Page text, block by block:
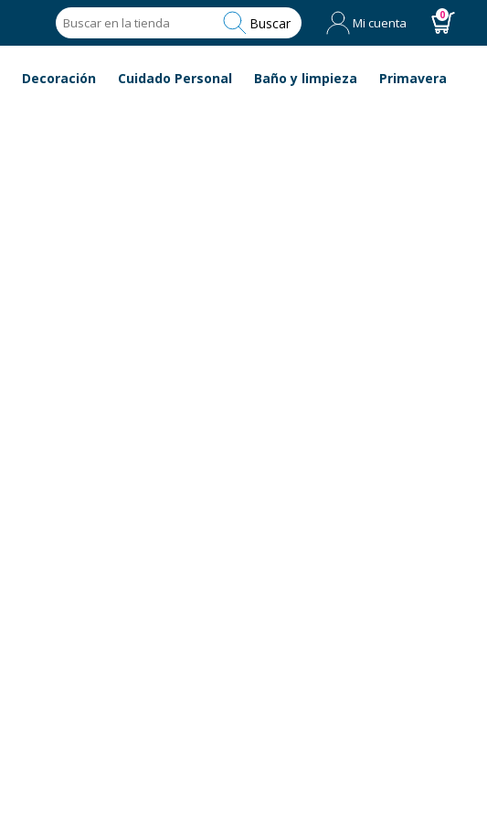
Buscar Mi cuenta 0
Decoración Cuidado Personal Baño y limpieza Primavera